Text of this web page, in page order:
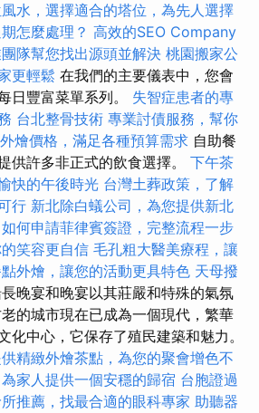
水，選擇適合的塔位，為先人選擇
怎麼處理？ 高效的SEO Company
隊幫您找出源頭並解決 桃園搬家公
更輕鬆 在我們的主要儀表中，您會
日豐富菜單系列。 失智症患者的專
台北整骨技術 專業討債服務，幫你
燴價格，滿足各種預算需求 自助餐
供許多非正式的飲食選擇。 下午茶
快的午後時光 台灣土葬政策，了解
行 新北除白蟻公司，為您提供新北
如何申請菲律賓簽證，完整流程一步
笑容更自信 毛孔粗大醫美療程，讓
外燴，讓您的活動更具特色 天母撥
晚宴和晚宴以其莊嚴和特殊的氣氛
的城市現在已成為一個現代，繁華
化中心，它保存了殖民建築和魅力。
精緻外燴茶點，為您的聚會增色不
家人提供一個安穩的歸宿 台胞證過
推薦，找最合適的眼科專家 助聽器